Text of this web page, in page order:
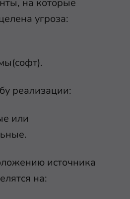
на которые
угроза:
реализации:
или
источника
на: